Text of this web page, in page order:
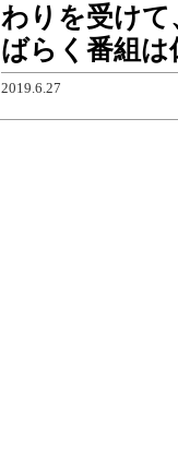
わりを受けて
ばらく番組は
2019.6.27